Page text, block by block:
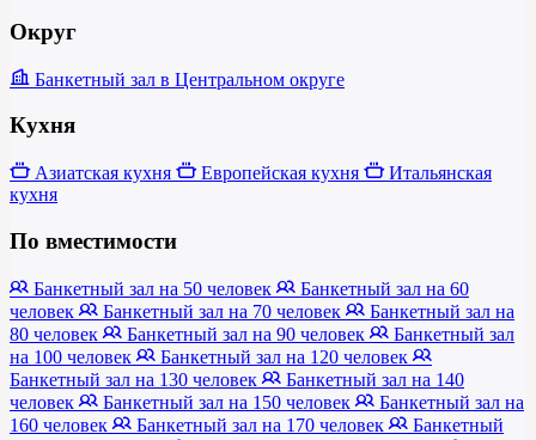
Округ
Банкетный зал в Центральном округе
Кухня
Азиатская кухня Европейская кухня
Итальянская
кухня
По вместимости
Банкетный зал на 50 человек
Банкетный зал на 60
человек
Банкетный зал на 70 человек
Банкетный зал на
80 человек
Банкетный зал на 90 человек
Банкетный зал
на 100 человек
Банкетный зал на 120 человек
Банкетный зал на 130 человек
Банкетный зал на 140
человек
Банкетный зал на 150 человек
Банкетный зал на
160 человек
Банкетный зал на 170 человек
Банкетный